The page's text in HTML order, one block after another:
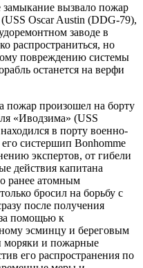
замыкание вызвало пожар
Oscar Austin (DDG-79),
заводе в
распространиться, но
повреждению системы
останется на верфи
пожар произошел на борту
«Иводзима» (USS
в порту военно-
систершип Bonhomme
экспертов, от гибели
действия капитана
ранее атомным
бросил на борьбу с
после получения
помощью к
эсминцу и береговым
моряки и пожарные
его распространения по